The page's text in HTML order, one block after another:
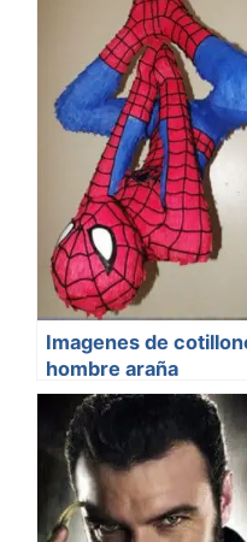
Imagenes de
hombre araña